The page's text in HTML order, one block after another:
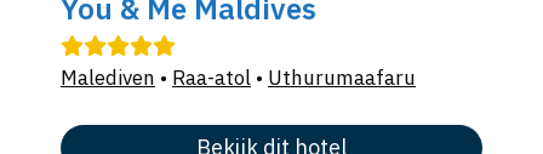
You & Me Maldives
Malediven • Raa-atol • Uthurumaafaru
Bekijk dit hotel